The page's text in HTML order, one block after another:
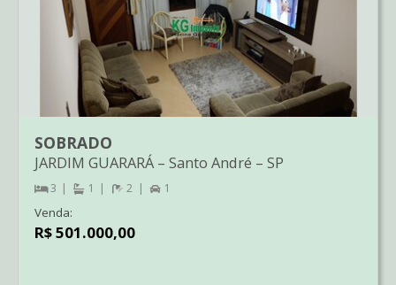
SOBRADO
JARDIM GUARARÁ – Santo André – SP
3 1 2 1
Venda:
R$ 501.000,00